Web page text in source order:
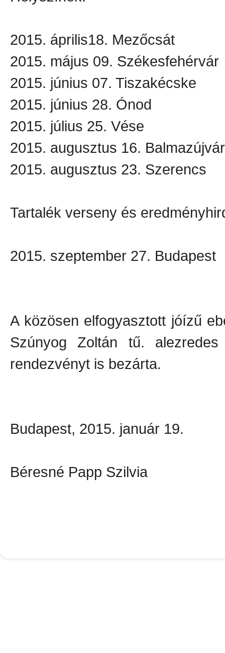
2015. április18. Mezőcsát
2015. május 09. Székesfehérvár
2015. június 07. Tiszakécske
2015. június 28. Ónod
2015. július 25. Vése
2015. augusztus 16.
2015. augusztus 23. Szerencs
Tartalék verseny és
2015. szeptember 27. Budapest
A közösen elfogyasztott jóízű
Szúnyog Zoltán tű.
rendezvényt is bezárta.
Budapest, 2015. január 19.
Béresné Papp Szilvia